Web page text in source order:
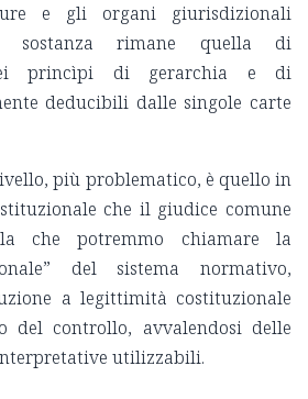
e gli organi giurisdizionali
rimane quella di
princìpi di gerarchia e di
deducibili dalle singole carte
più problematico, è quello in
che il giudice comune
che potremmo chiamare la
del sistema normativo,
a legittimità costituzionale
del controllo, avvalendosi delle
utilizzabili.